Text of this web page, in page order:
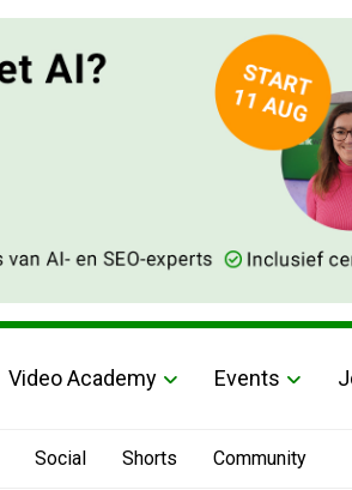
Video Academy Events
Social Shorts Community